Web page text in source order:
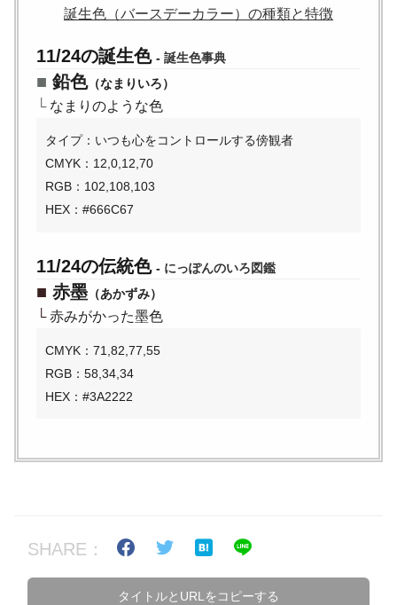
誕生色（バースデーカラー）の種類と特徴
11/24の誕生色 - 誕生色事典
■ 鉛色（なまりいろ）
└なまりのような色
タイプ：いつも心をコントロールする傍観者
CMYK：12,0,12,70
RGB：102,108,103
HEX：#666C67
11/24の伝統色 - にっぽんのいろ図鑑
■ 赤墨 （あかずみ）
└赤みがかった墨色
CMYK：71,82,77,55
RGB：58,34,34
HEX：#3A2222
SHARE：
タイトルとURLをコピーする